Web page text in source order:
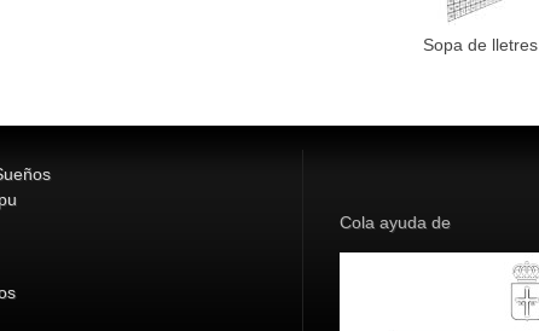
Sopa de lletres
Cola ayuda de